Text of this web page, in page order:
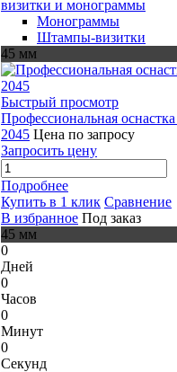
визитки и монограммы
Монограммы
Штампы-визитки
45 мм
Быстрый просмотр
Профессиональная
2045 Цена по запросу
Запросить цену
Подробнее
Купить в 1 клик Сравнение
В избранное Под заказ
45 мм
0
Дней
0
Часов
0
Минут
0
Секунд